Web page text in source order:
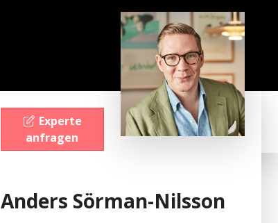
Experte
anfragen
Anders Sörman-Nilsson